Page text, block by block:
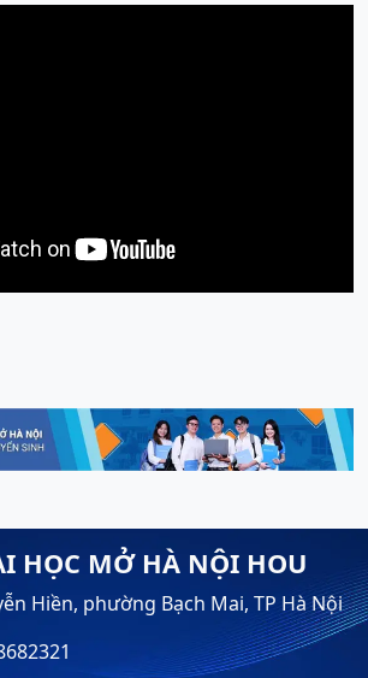
HỌC MỞ HÀ NỘI HOU
Hiền, phường Bạch Mai, TP Hà Nội